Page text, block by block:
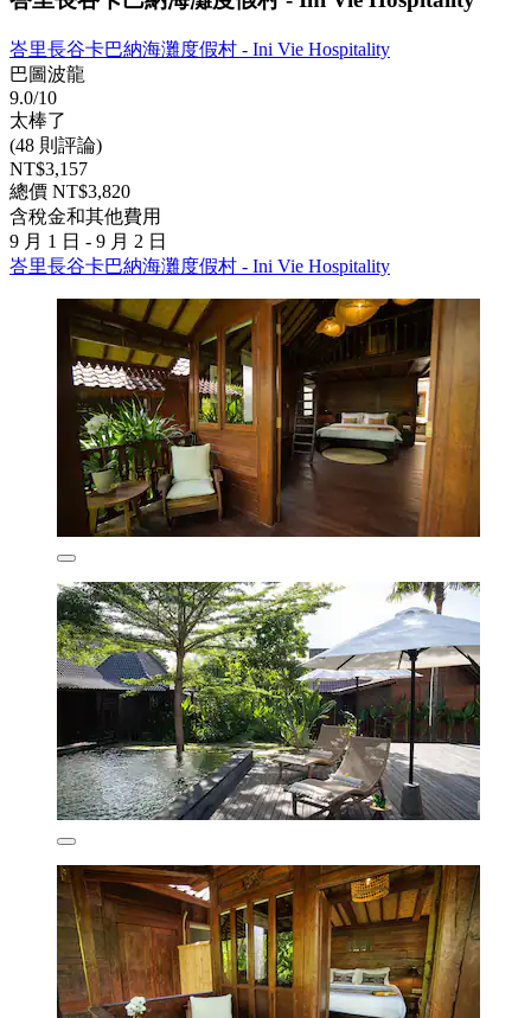
峇里長谷卡巴納海灘度假村 - Ini Vie Hospitality
巴圖波龍
9.0/10
太棒了
(48 則評論)
NT$3,157
總價 NT$3,820
含稅金和其他費用
9 月 1 日 - 9 月 2 日
峇里長谷卡巴納海灘度假村 - Ini Vie Hospitality